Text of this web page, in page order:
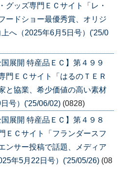
ッズ専門ＥＣサイト「レ・
ードショー最優秀賞、オリジ
へ（2025年6月5日号）('25/0
展開 特産品ＥＣ】第４９９
ＥＣサイト「はるのＴＥＲ
と協業、希少価値の高い素材
号）('25/06/02) (0828)
展開 特産品ＥＣ】第４９８
Ｃサイト「フランダースフ
ンサー投稿で話題、メディア
年5月22日号）('25/05/26) (08